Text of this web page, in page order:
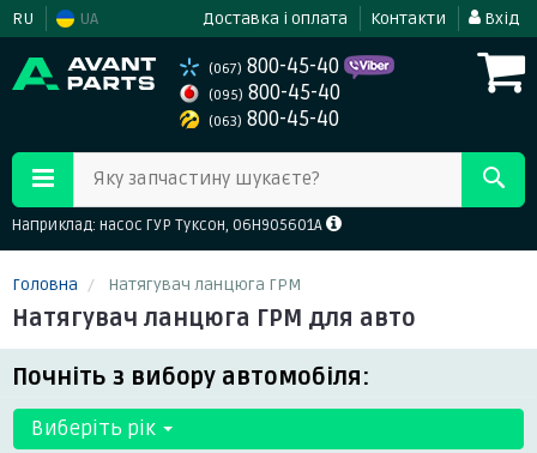
RU UA Доставка і оплата Контакти Вхід
(067) 800-45-40
(095) 800-45-40
(063) 800-45-40
Яку запчастину шукаєте?
Наприклад: насос ГУР Туксон, 06H905601A
Головна Натягувач ланцюга ГРМ
Натягувач ланцюга ГРМ для авто
Почніть з вибору автомобіля:
Виберіть рік